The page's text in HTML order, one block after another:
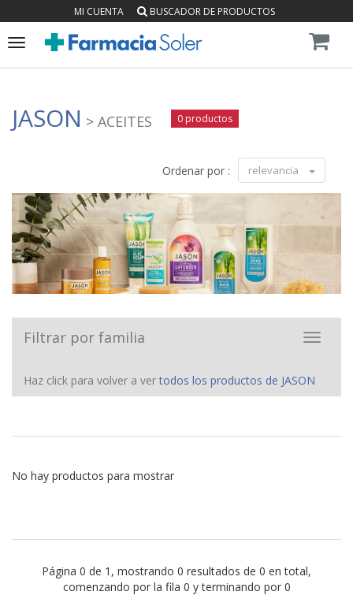
MI CUENTA BUSCADOR DE PRODUCTOS
Toggle
JASON > ACEITES 0 productos
Ordenar por : relevancia
Toggle
Filtrar por familia
Haz click para volver a vertodos los productos de JASON
No hay productos para mostrar
Página 0 de 1, mostrando 0 resultados de 0 en total,
comenzando por la fila 0 y terminando por 0